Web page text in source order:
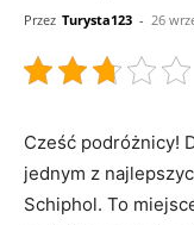
Przez Turysta123 - 26
Cześć ‍podróżnicy!
jednym z
Schiphol. To